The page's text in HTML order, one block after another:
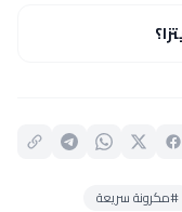
#مكرونة سريعة